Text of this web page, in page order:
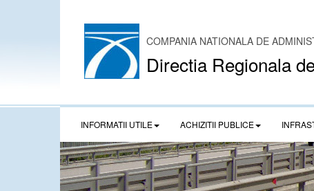
COMPANIA NATIONALA DE
Directia Regionala
INFORMATII UTILE ACHIZITII PUBLICE